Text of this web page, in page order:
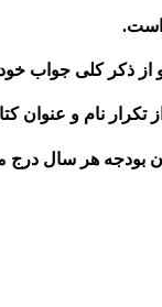
است.
و از ذکر کلی جواب
نام و عنوان
بودجه هر سال درج